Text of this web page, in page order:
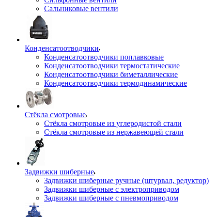
Сальниковые вентили
Конденсатоотводчики
Конденсатоотводчики поплавковые
Конденсатоотводчики термостатические
Конденсатоотводчики биметаллические
Конденсатоотводчики термодинамические
Стёкла смотровые
Стёкла смотровые из углеродистой стали
Стёкла смотровые из нержавеющей стали
Задвижки шиберные
Задвижки шиберные ручные (штурвал, редуктор)
Задвижки шиберные с электроприводом
Задвижки шиберные с пневмоприводом